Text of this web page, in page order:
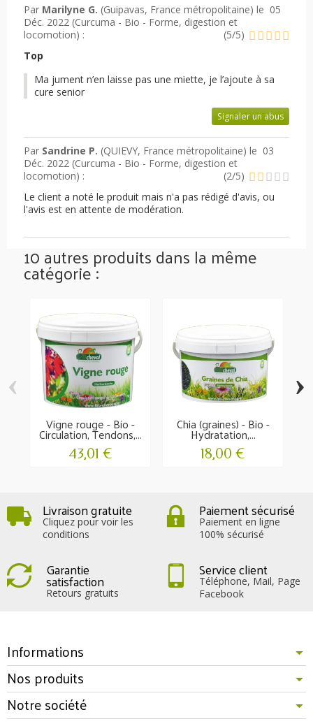
Par Marilyne G. (Guipavas, France métropolitaine) le 05
Déc. 2022 (Curcuma - Bio - Forme, digestion et
locomotion) : (5/5)
Top
Ma jument n’en laisse pas une miette, je l’ajoute à sa
cure senior
Signaler un abus
Par Sandrine P. (QUIEVY, France métropolitaine) le 03
Déc. 2022 (Curcuma - Bio - Forme, digestion et
locomotion) : (2/5)
Le client a noté le produit mais n'a pas rédigé d'avis, ou
l'avis est en attente de modération.
10 autres produits dans la même
catégorie :
Vigne rouge - Bio -
Circulation, Tendons,...
43,01 €
Chia (graines) - Bio -
Hydratation,...
18,00 €
‹ ›
Livraison gratuite
Cliquez pour voir les
conditions
Paiement sécurisé
Paiement en ligne
100% sécurisé
Garantie
satisfaction
Retours gratuits
Service client
Téléphone, Mail, Page
Facebook
Informations
Nos produits
Notre société